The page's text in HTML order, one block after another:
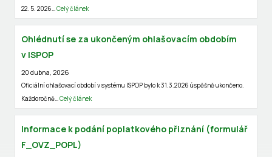
22. 5. 2026…Celý článek
Ohlédnutí se za ukončeným ohlašovacím obdobím
v ISPOP
20 dubna, 2026
Oficiální ohlašovací období v systému ISPOP bylo k 31.3.2026 úspěšně ukončeno.
Každoročně…Celý článek
Informace k podání poplatkového přiznání (formulář
F_OVZ_POPL)